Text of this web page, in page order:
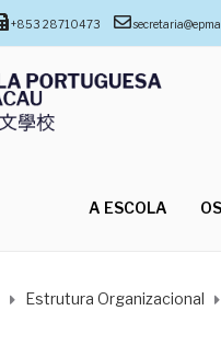
+853 28710473
A ESCOLA
Estrutura Organizacional